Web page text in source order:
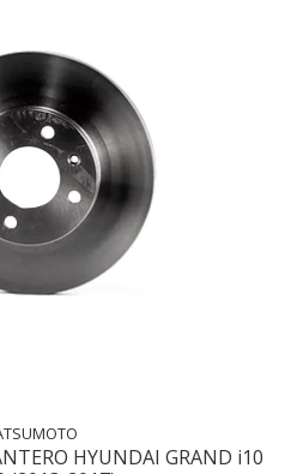
HYUNDAI GRAND i10